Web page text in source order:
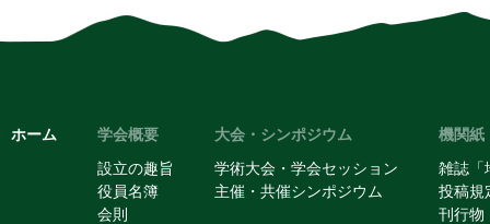
ホーム
学会概要
設立の趣旨
役員名簿
会則
大会・シンポジウム
学術大会・学会セッション
主催・共催シンポジウム
機関紙
雑誌「
投稿規
刊行物